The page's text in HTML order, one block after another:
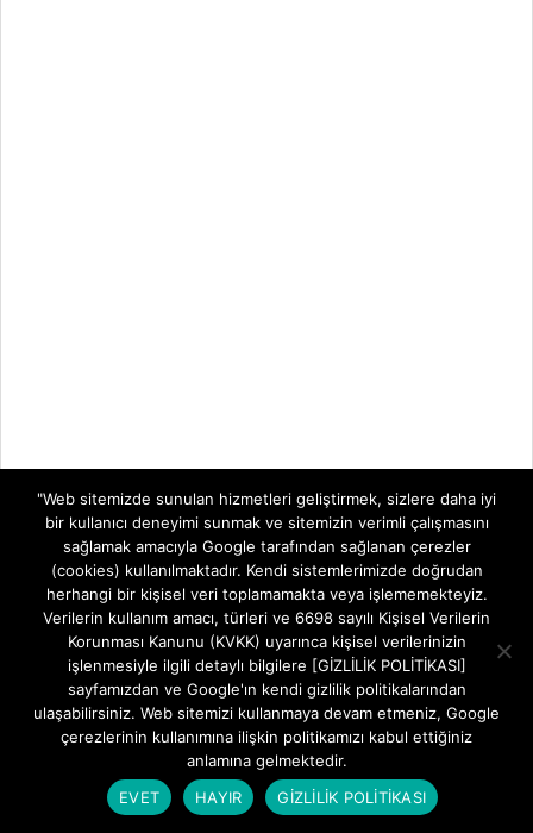
"Web sitemizde sunulan hizmetleri geliştirmek, sizlere daha iyi
bir kullanıcı deneyimi sunmak ve sitemizin verimli çalışmasını
sağlamak amacıyla Google tarafından sağlanan çerezler
(cookies) kullanılmaktadır. Kendi sistemlerimizde doğrudan
herhangi bir kişisel veri toplamamakta veya işlememekteyiz.
Verilerin kullanım amacı, türleri ve 6698 sayılı Kişisel Verilerin
Korunması Kanunu (KVKK) uyarınca kişisel verilerinizin
işlenmesiyle ilgili detaylı bilgilere [GİZLİLİK POLİTİKASI]
sayfamızdan ve Google'ın kendi gizlilik politikalarından
ulaşabilirsiniz. Web sitemizi kullanmaya devam etmeniz, Google
çerezlerinin kullanımına ilişkin politikamızı kabul ettiğiniz
anlamına gelmektedir.
EVET
HAYIR GİZLİLİK POLİTİKASI